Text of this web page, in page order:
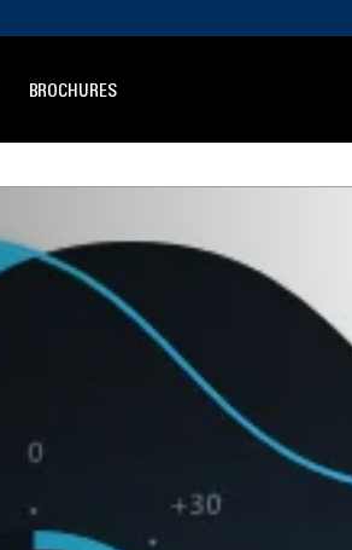
BROCHURES